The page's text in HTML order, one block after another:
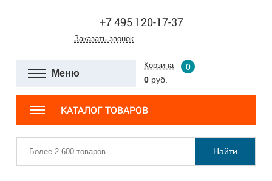
+7 495 120-17-37
Заказать звонок
Меню
Корзина
0
0 руб.
КАТАЛОГ ТОВАРОВ
Найти